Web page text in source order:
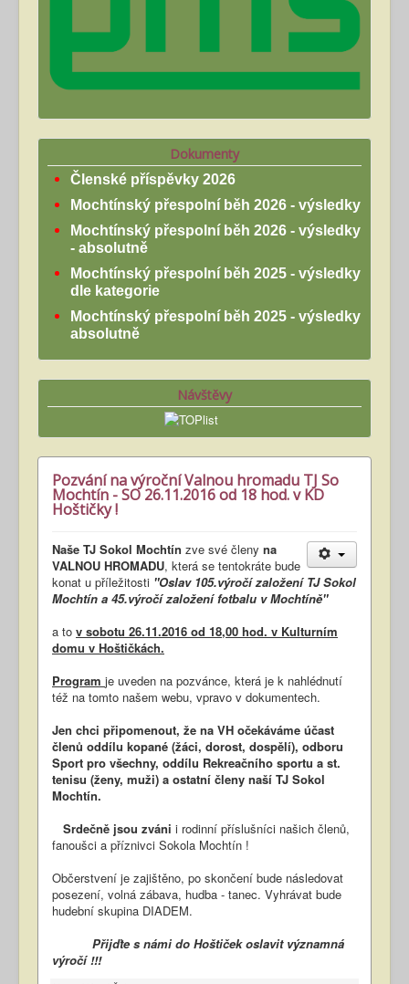
Dokumenty
Členské příspěvky 2026
Mochtínský přespolní běh 2026 - výsledky
Mochtínský přespolní běh 2026 - výsledky
- absolutně
Mochtínský přespolní běh 2025 - výsledky
dle kategorie
Mochtínský přespolní běh 2025 - výsledky
absolutně
Návštěvy
Pozvání na výroční Valnou hromadu TJ So
Mochtín - SO 26.11.2016 od 18 hod. v KD
Hoštičky !
Naše TJ Sokol Mochtín zve své členy na
VALNOU HROMADU, která se tentokráte bude
konat u příležitosti "Oslav 105.výročí založení TJ Sokol
Mochtín a 45.výročí založení fotbalu v Mochtíně"
a to v sobotu 26.11.2016 od 18,00 hod. v Kulturním
domu v Hoštičkách.
Program je uveden na pozvánce, která je k nahlédnutí
též na tomto našem webu, vpravo v dokumentech.
Jen chci připomenout, že na VH očekáváme účast
členů oddílu kopané (žáci, dorost, dospělí), odboru
Sport pro všechny, oddílu Rekreačního sportu a st.
tenisu (ženy, muži) a ostatní členy naší TJ Sokol
Mochtín.
Srdečně jsou zváni i rodinní příslušníci našich členů,
fanoušci a příznivci Sokola Mochtín !
Občerstvení je zajištěno, po skončení bude následovat
posezení, volná zábava, hudba - tanec. Vyhrávat bude
hudební skupina DIADEM.
Přijďte s námi do Hoštiček oslavit významná
výročí !!!